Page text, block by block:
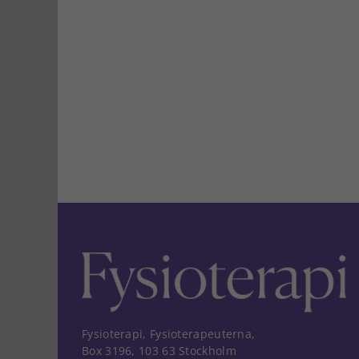
Fysioterapi, Fysioterapeuterna,
Box 3196, 103 63 Stockholm